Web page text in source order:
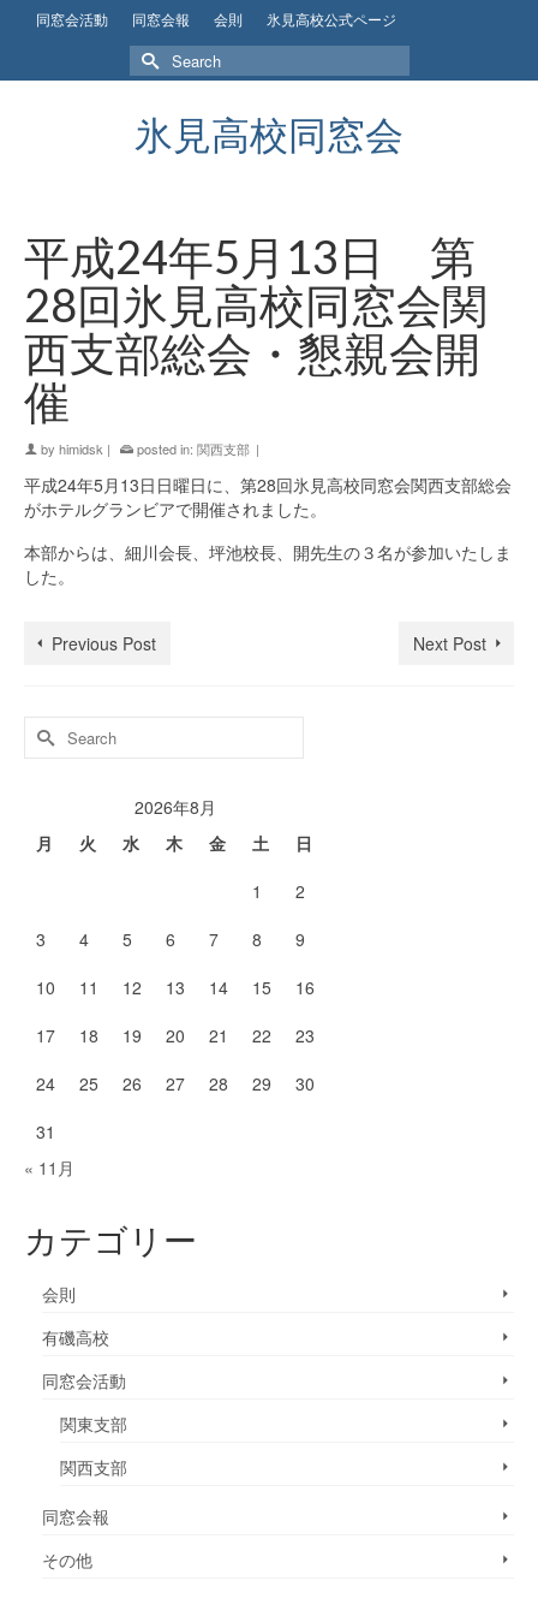
同窓会活動 同窓会報 会則 氷見高校公式ページ
Search
for:
氷見高校同窓会
平成24年5月13日 第
28回氷見高校同窓会関
西支部総会・懇親会開
催
by himidsk | posted in: 関西支部 |
平成24年5月13日日曜日に、第28回氷見高校同窓会関西支部総会
がホテルグランビアで開催されました。
本部からは、細川会長、坪池校長、開先生の３名が参加いたしま
した。
Previous Post Next Post
Search
for:
2026年8月
月
火 水 木 金 土
日
1
2
3
4 5 6 7 8
9
10
11 12 13 14 15
16
17
18 19 20 21 22
23
24
25 26 27 28 29
30
31
« 11月
カテゴリー
会則
有磯高校
同窓会活動
関東支部
関西支部
同窓会報
その他